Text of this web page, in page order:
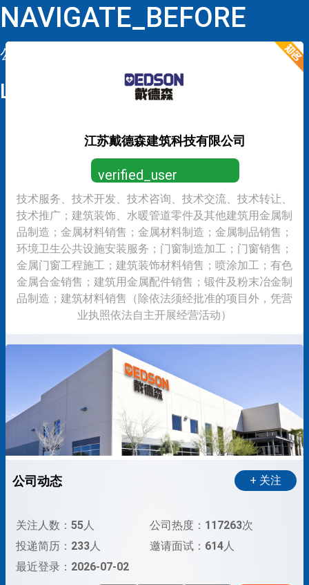
NAVIGATE_BEFORE
公司详情
LOOP
江苏戴德森建筑科技有限公司
verified_user
营业执照已认证，放心求职
技术服务、技术开发、技术咨询、技术交流、技术转让、
技术推广；建筑装饰、水暖管道零件及其他建筑用金属制
品制造；金属材料销售；金属材料制造；金属制品销售；
环境卫生公共设施安装服务；门窗制造加工；门窗销售；
金属门窗工程施工；建筑装饰材料销售；喷涂加工；有色
金属合金销售；建筑用金属配件销售；锻件及粉末冶金制
品制造；建筑材料销售（除依法须经批准的项目外，凭营
业执照依法自主开展经营活动）
公司动态 + 关注
关注人数： 55 人 公司热度： 117263次
投递简历： 233 人 邀请面试： 614 人
最近登录： 2026-07-02